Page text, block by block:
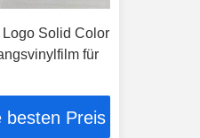
Solid Color
für
besten Preis